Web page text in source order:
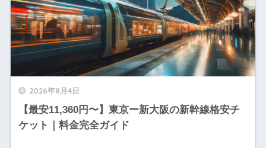
2026年8月4日
【最安11,360円〜】東京ー新大阪の新幹線格安チ
ケット｜料金完全ガイド